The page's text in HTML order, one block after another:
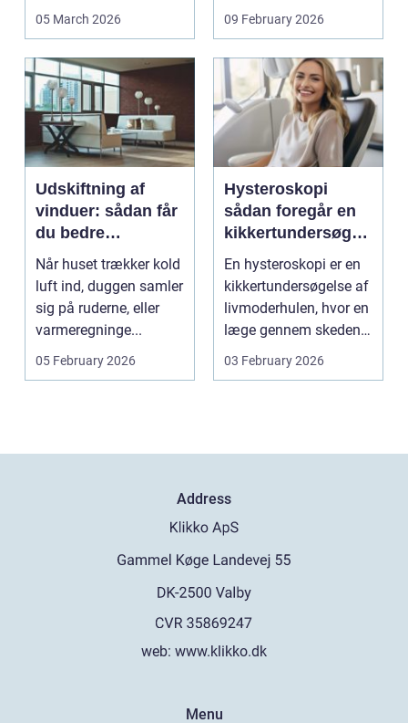
falder anderledes ind,
05 March 2026
mindre erhverv i
09 February 2026
Udskiftning af
vinduer: sådan får
du bedre
indeklima og
lavere
varmeregning
Når huset trækker kold
luft ind, duggen samler
sig på ruderne, eller
varmeregninge...
05 February 2026
Hysteroskopi
sådan foregår en
kikkertundersøgel
se af livmoderen
En hysteroskopi er en
kikkertundersøgelse af
livmoderhulen, hvor en
læge gennem skeden
og livmoderha...
03 February 2026
Address
web: www.klikko.dk
Menu